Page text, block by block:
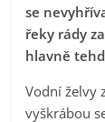
se
řeky rády
hlavně
Vodní želvy
vyškrábou